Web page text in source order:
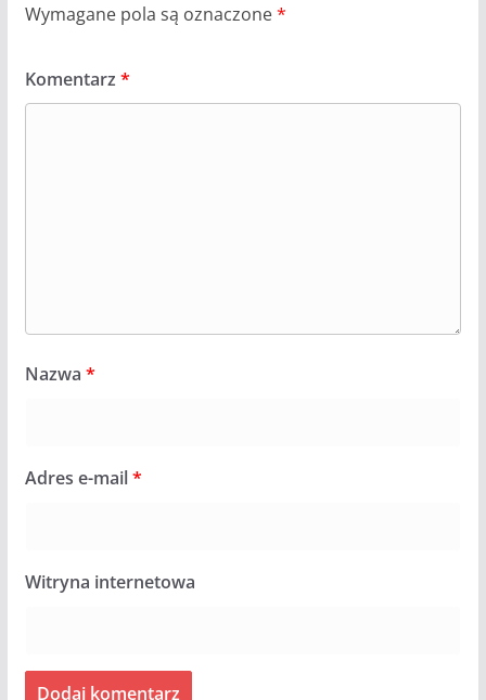
Wymagane pola są oznaczone*
Komentarz *
Nazwa *
Adres e-mail*
Witryna internetowa